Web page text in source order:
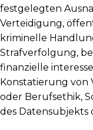
festgelegten
Verteidigung,
kriminelle
Strafverfolgung,
finanzielle
Konstatierung von
oder Berufsethik,
des Datensubjekts